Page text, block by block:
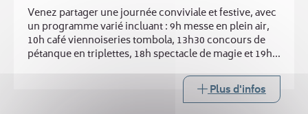
Venez partager une journée conviviale et festive, avec
un programme varié incluant : 9h messe en plein air,
10h café viennoiseries tombola, 13h30 concours de
pétanque en triplettes, 18h spectacle de magie et 19h
Plus d'infos